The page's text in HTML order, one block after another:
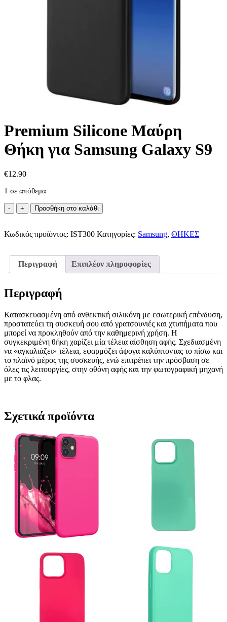
Premium Silicone Μαύρη
Θήκη για Samsung Galaxy S9
€12.90
1 σε απόθεμα
Premium
Silicone
Θήκη
Galaxy
Προσθήκη στο καλάθι
Κωδικός προϊόντος: IST300 Κατηγορίες: Samsung, ΘΗΚΕΣ
Περιγραφή Επιπλέον πληροφορίες
Περιγραφή
Κατασκευασμένη από ανθεκτική σιλικόνη με εσωτερική επένδυση,
προστατεύει τη συσκευή σου από γρατσουνιές και χτυπήματα που
μπορεί να προκληθούν από την καθημερινή χρήση. Η
συγκεκριμένη θήκη χαρίζει μία τέλεια αίσθηση αφής. Σχεδιασμένη
να «αγκαλιάζει» τέλεια, εφαρμόζει άψογα καλύπτοντας τo πίσω και
το πλαϊνό μέρος της συσκευής, ενώ επιτρέπει την πρόσβαση σε
όλες τις λειτουργίες, στην οθόνη αφής και την φωτογραφική μηχανή
με το φλας.
Σχετικά προϊόντα